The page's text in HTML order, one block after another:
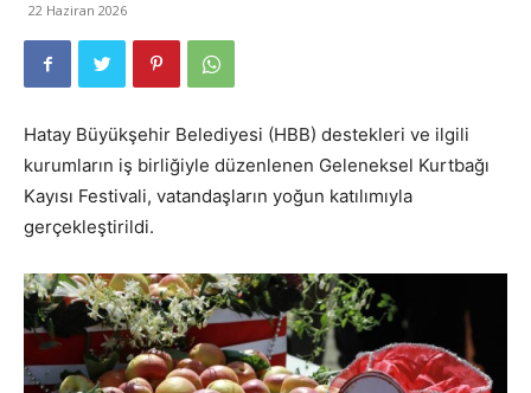
22 Haziran 2026
Hatay Büyükşehir Belediyesi (HBB) destekleri ve ilgili
kurumların iş birliğiyle düzenlenen Geleneksel Kurtbağı
Kayısı Festivali, vatandaşların yoğun katılımıyla
gerçekleştirildi.